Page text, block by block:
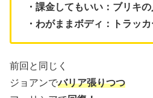
・課金してもいい：ブリキ
・わがままボディ：トラッ
前回と同じく
ジョアンでバリア張りつつ